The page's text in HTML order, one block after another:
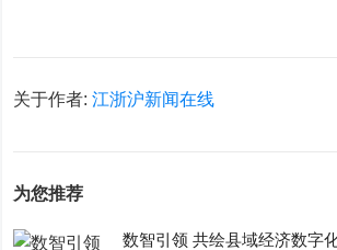
关于作者:江浙沪新闻在线
为您推荐
数智引领 共绘县域经济数字